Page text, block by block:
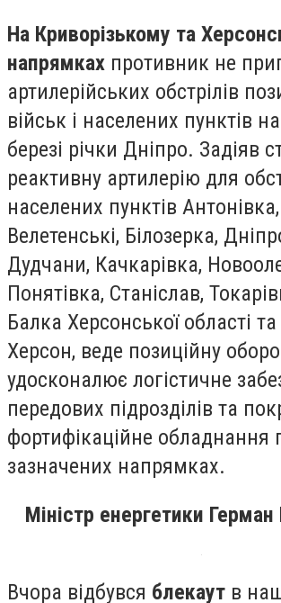
На Криворізькому та
напрямках противник не
артилерійських обстрілів
військ і населених пунктів
березі річки Дніпро. Задіяв
реактивну артилерію для
населених пунктів
Велетенські, Білозерка,
Дудчани, Качкарівка,
Понятівка, Станіслав,
Балка Херсонської області та
Херсон, веде позиційну
удосконалює логістичне
передових підрозділів та
фортифікаційне обладнання
зазначених напрямках.
Міністр енергетики
Вчора відбувся блекаут в